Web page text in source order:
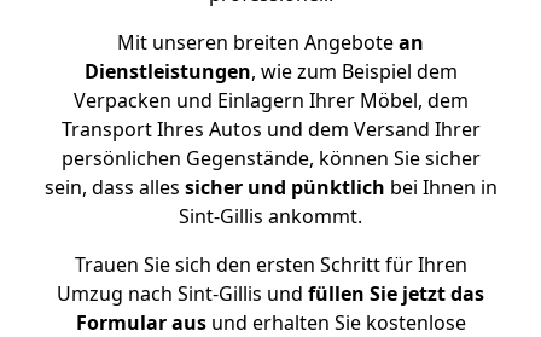
Mit unseren breiten Angebotean
Dienstleistungen, wie zum Beispiel dem
Verpacken und Einlagern Ihrer Möbel, dem
Transport Ihres Autos und dem Versand Ihrer
persönlichen Gegenstände, können Sie sicher
sein, dass alles sicher und pünktlich bei Ihnen in
Sint-Gillis ankommt.
Trauen Sie sich den ersten Schritt für Ihren
Umzug nach Sint-Gillis und füllen Sie jetzt das
Formular ausund erhalten Sie kostenlose